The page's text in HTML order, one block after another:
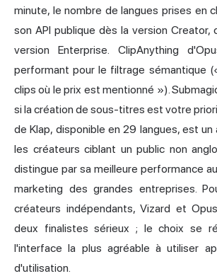
minute, le nombre de langues prises en
son API publique dès la version Creator,
version Enterprise. ClipAnything
performant pour le filtrage sémantique
clips où le prix est mentionné »).
si la création de sous-titres est votre
de Klap, disponible en 29 langues, est
les créateurs ciblant un public non
distingue par sa meilleure performance
marketing des grandes entreprises.
créateurs indépendants, Vizard et
deux finalistes sérieux ; le choix se
l'interface la plus agréable à utiliser
d'utilisation.